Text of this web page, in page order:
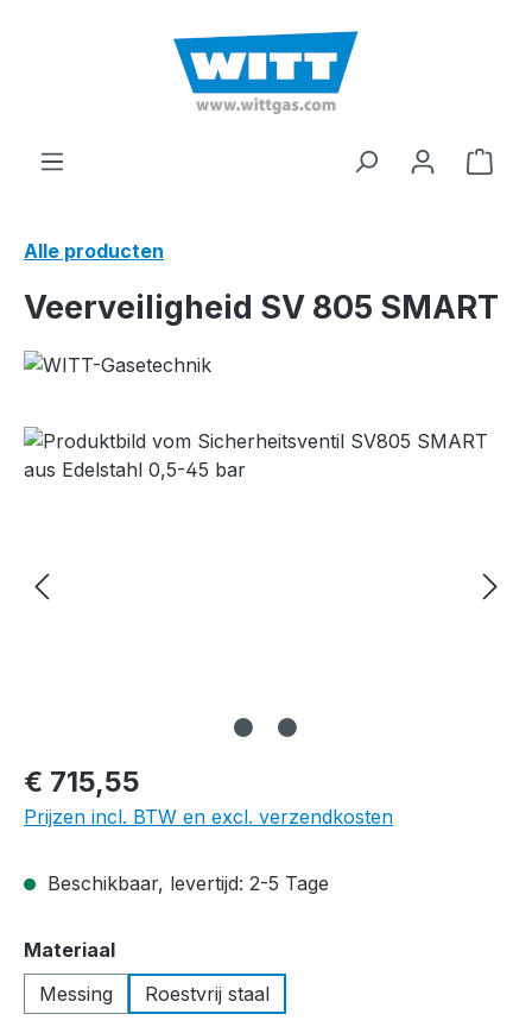
Alle producten
Veerveiligheid SV 805 SMART
Afbeeldingengalerij overslaan
€ 715,55
Prijzen incl. BTW en excl. verzendkosten
Beschikbaar, levertijd: 2-5 Tage
Selecteer
Materiaal
Messing
Roestvrij staal